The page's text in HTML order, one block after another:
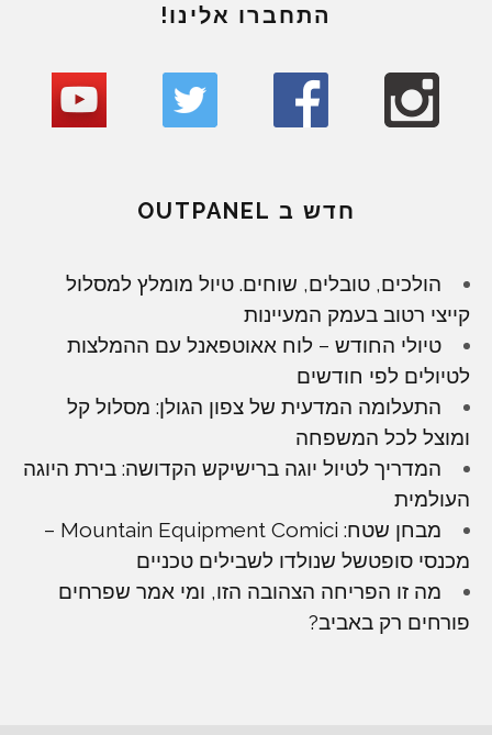
התחברו אלינו!
חדש ב OUTPANEL
הולכים, טובלים, שוחים. טיול מומלץ למסלול
קייצי רטוב בעמק המעיינות
טיולי החודש – לוח אאוטפאנל עם ההמלצות
לטיולים לפי חודשים
התעלומה המדעית של צפון הגולן: מסלול קל
ומוצל לכל המשפחה
המדריך לטיול יוגה ברישיקש הקדושה: בירת היוגה
העולמית
מבחן שטח: Mountain Equipment Comici –
מכנסי סופטשל שנולדו לשבילים טכניים
מה זו הפריחה הצהובה הזו, ומי אמר שפרחים
פורחים רק באביב?